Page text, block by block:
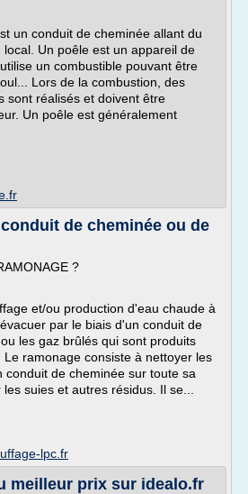
un conduit de cheminée allant du
Un poêle est un appareil de
un combustible pouvant être
Lors de la combustion, des
sont réalisés et doivent être
Un poêle est généralement
de cheminée ou de
?
et/ou production d'eau chaude à
par le biais d'un conduit de
les gaz brûlés qui sont produits
Le ramonage consiste à nettoyer les
conduit de cheminée sur toute sa
suies et autres résidus. Il se...
lpc.fr
meilleur prix sur idealo.fr